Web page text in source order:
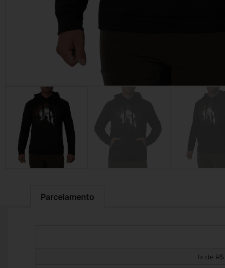
Parcelamento
1x de R$